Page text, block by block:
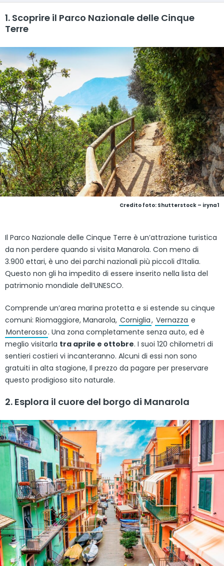
1. Scoprire il Parco Nazionale delle Cinque
Terre
Credito foto: Shutterstock – iryna1
Il Parco Nazionale delle Cinque Terre è un’attrazione turistica
da non perdere quando si visita Manarola. Con meno di
3.900 ettari, è uno dei parchi nazionali più piccoli d’Italia.
Questo non gli ha impedito di essere inserito nella lista del
patrimonio mondiale dell’UNESCO.
Comprende un’area marina protetta e si estende su cinque
comuni: Riomaggiore, Manarola, Corniglia, Vernazza e
Monterosso . Una zona completamente senza auto, ed è
meglio visitarla tra aprile e ottobre. I suoi 120 chilometri di
sentieri costieri vi incanteranno. Alcuni di essi non sono
gratuiti in alta stagione, Il prezzo da pagare per preservare
questo prodigioso sito naturale.
2. Esplora il cuore del borgo di Manarola